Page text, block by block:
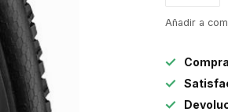
Añadir a